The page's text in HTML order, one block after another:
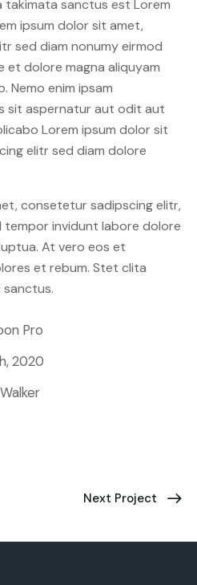
takimata sanctus est Lorem
ipsum dolor sit amet,
sed diam nonumy eirmod
dolore magna aliquyam
Nemo enim ipsam
sit aspernatur aut odit aut
Lorem ipsum dolor sit
elitr sed diam dolore
consetetur sadipscing elitr,
tempor invidunt labore dolore
At vero eos et
et rebum. Stet clita
Pro
2020
Next Project